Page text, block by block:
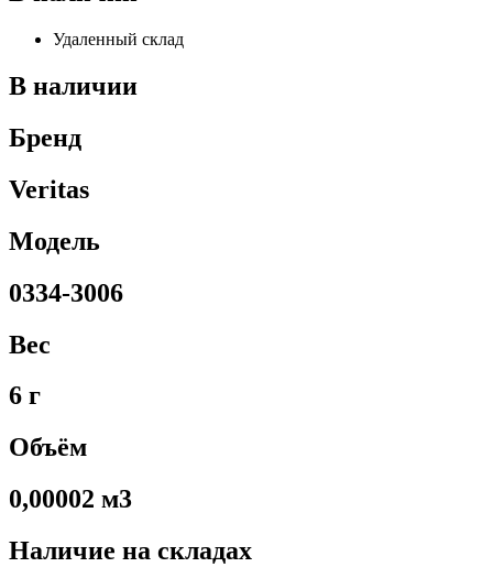
Удаленный склад
В наличии
Бренд
Veritas
Модель
0334-3006
Вес
6 г
Объём
0,00002 м3
Наличие на складах